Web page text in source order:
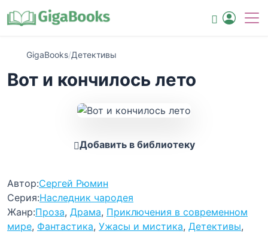
GigaBooks/Детективы
Вот и кончилось лето
Добавить в библиотеку
Автор:Сергей Рюмин
Серия:Наследник чародея
Жанр:Проза, Драма, Приключения в современном
мире, Фантастика, Ужасы и мистика, Детективы,